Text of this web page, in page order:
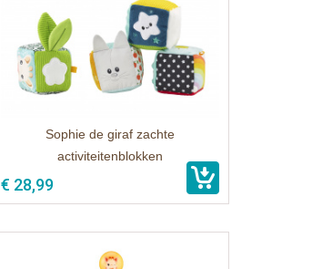
Sophie de giraf zachte
activiteitenblokken
€ 28,99